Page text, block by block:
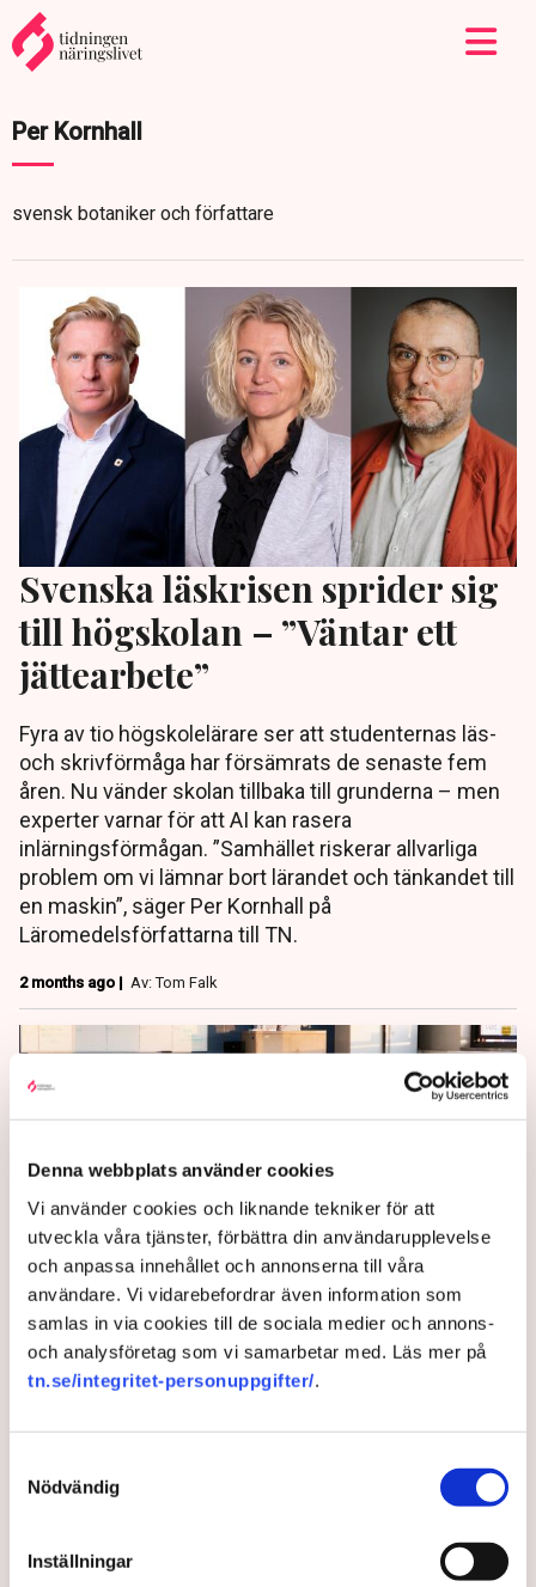
Denna webbplats använder cookies
Vi använder cookies och liknande tekniker för att
utveckla våra tjänster, förbättra din användarupplevelse
och anpassa innehållet och annonserna till våra
användare. Vi vidarebefordrar även information som
samlas in via cookies till de sociala medier och annons-
och analysföretag som vi samarbetar med. Läs mer på
tn.se/integritet-personuppgifter/.
Nödvändig
Inställningar
Per Kornhall
svensk botaniker och författare
Svenska läskrisen sprider sig
till högskolan – ”Väntar ett
jättearbete”
Fyra av tio högskolelärare ser att studenternas läs-
och skrivförmåga har försämrats de senaste fem
åren. Nu vänder skolan tillbaka till grunderna – men
experter varnar för att AI kan rasera
inlärningsförmågan. ”Samhället riskerar allvarliga
problem om vi lämnar bort lärandet och tänkandet till
en maskin”, säger Per Kornhall på
Läromedelsförfattarna till TN.
2 months ago | Av: Tom Falk
Så fick Sverige en flumskola –
”Vi har gått för långt”
En lång rad reformer har reducerat lärarens
vad som hände när vuxenvärlden gick på reträtt, om
vikten av ordning och reda och varför en nykter
kunskapssyn måste återvända. ”Det är synnerligen
obehagligt att vara lärare och känna att eleverna